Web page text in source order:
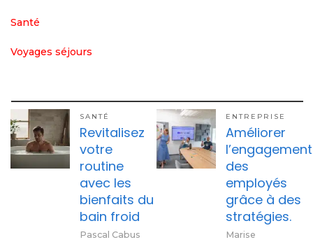
Santé
Voyages séjours
SANTÉ
Revitalisez
votre
routine
avec les
bienfaits du
bain froid
Pascal Cabus
ENTREPRISE
Améliorer
l’engagement
des
employés
grâce à des
stratégies.
Marise